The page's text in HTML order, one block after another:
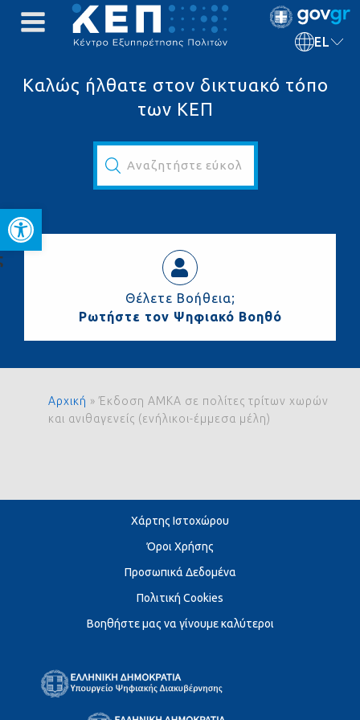
Ανοίξτε τη γραμμή
EL
Καλώς ήλθατε στον δικτυακό τόπο
των ΚΕΠ
Αναζητήστε εύκολα και γρήγορα...
Θέλετε Βοήθεια;
Ρωτήστε τον Ψηφιακό Βοηθό
Αρχική »Έκδοση ΑΜΚΑ σε πολίτες τρίτων χωρών
και ανιθαγενείς (ενήλικοι-έμμεσα μέλη)
Χάρτης Ιστοχώρου
Όροι Χρήσης
Προσωπικά Δεδομένα
Πολιτική Cookies
Βοηθήστε μας να γίνουμε καλύτεροι